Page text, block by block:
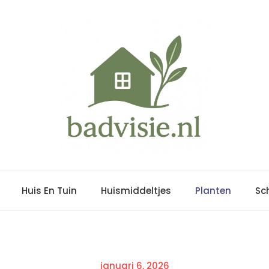
Huis En Tuin Huismiddeltjes Planten
Posted
januari 6, 2026